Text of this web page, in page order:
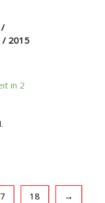
/
/ 2015
in 2
18 →